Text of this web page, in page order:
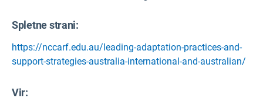
Spletne strani:
https://nccarf.edu.au/leading-adaptation-practices-and-
support-strategies-australia-international-and-australian/
Vir: